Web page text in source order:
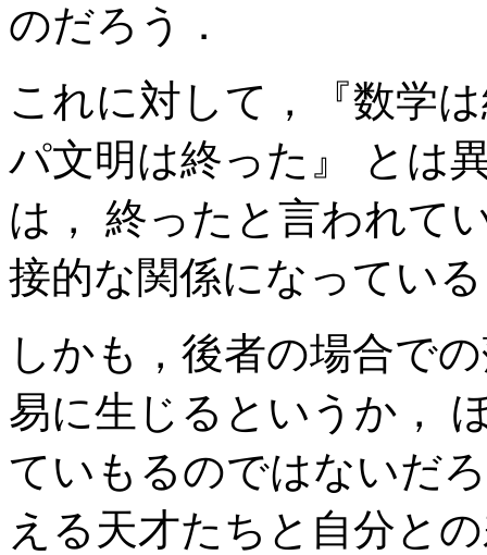
のだろう．
これに対して，『数学
パ文明は終った』 とは
は， 終ったと言われて
接的な関係になってい
しかも，後者の場合で
易に生じるというか，
ていもるのではないだ
える天才たちと自分と